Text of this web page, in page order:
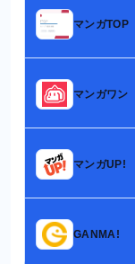
マンガTOP
マンガワン
マンガUP!
GANMA!